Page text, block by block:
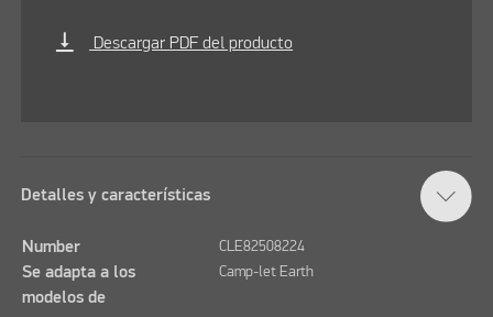
vertical_align_bottom Descargar PDF del producto
Detalles y características
Number CLE82508224
Se adapta a los
modelos de
Camp-let Earth